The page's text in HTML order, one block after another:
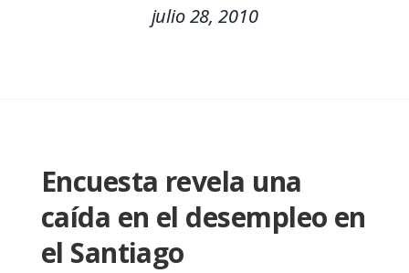
julio 28, 2010
Encuesta revela una
caída en el desempleo en
el Santiago